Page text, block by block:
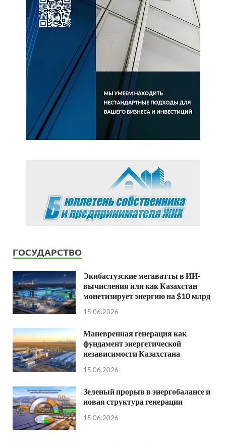
ГОСУДАРСТВО
Экибастузские мегаватты в ИИ-
вычисления или как Казахстан
монетизирует энергию на $10 млрд
15.06.2026
Маневренная генерация как
фундамент энергетической
независимости Казахстана
15.06.2026
Зеленый прорыв в энергобалансе и
новая структура генерации
15.06.2026